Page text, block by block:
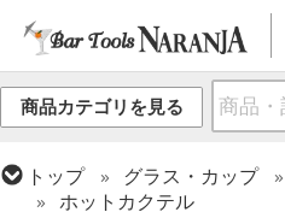
商品カテゴリを見る
トップ グラス・カップ
ホットカクテル